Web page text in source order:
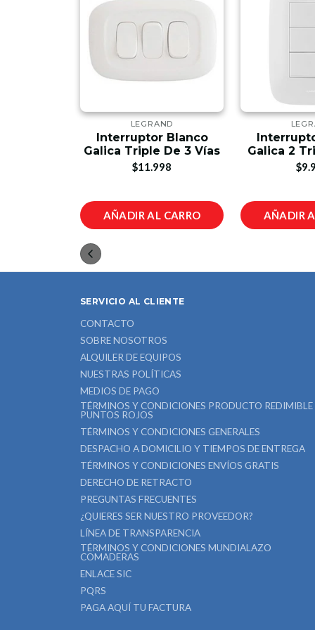
LEGRAND
Interruptor Blanco
Galica Triple De 3 Vías
$11.998
AÑADIR AL CARRO
Galica 2
AÑADIR
SERVICIO AL CLIENTE
CONTACTO
SOBRE NOSOTROS
ALQUILER DE EQUIPOS
NUESTRAS POLÍTICAS
MEDIOS DE PAGO
TÉRMINOS Y CONDICIONES PRODUCTO REDIMIBLE
PUNTOS ROJOS
TÉRMINOS Y CONDICIONES GENERALES
DESPACHO A DOMICILIO Y TIEMPOS DE ENTREGA
TÉRMINOS Y CONDICIONES ENVÍOS GRATIS
DERECHO DE RETRACTO
PREGUNTAS FRECUENTES
¿QUIERES SER NUESTRO PROVEEDOR?
LÍNEA DE TRANSPARENCIA
TÉRMINOS Y CONDICIONES MUNDIALAZO
COMADERAS
ENLACE SIC
PQRS
PAGA AQUÍ TU FACTURA